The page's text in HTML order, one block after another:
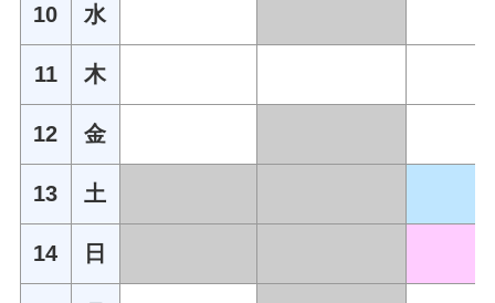
10 水
11 木
12 金
13 土
14 日